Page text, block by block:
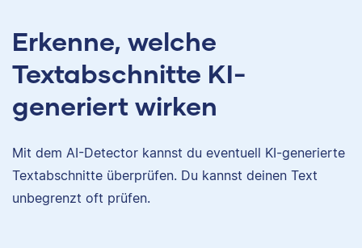
Erkenne, welche
Textabschnitte KI-
generiert wirken
Mit dem AI-Detector kannst du eventuell KI-generierte
Textabschnitte überprüfen. Du kannst deinen Text
unbegrenzt oft prüfen.